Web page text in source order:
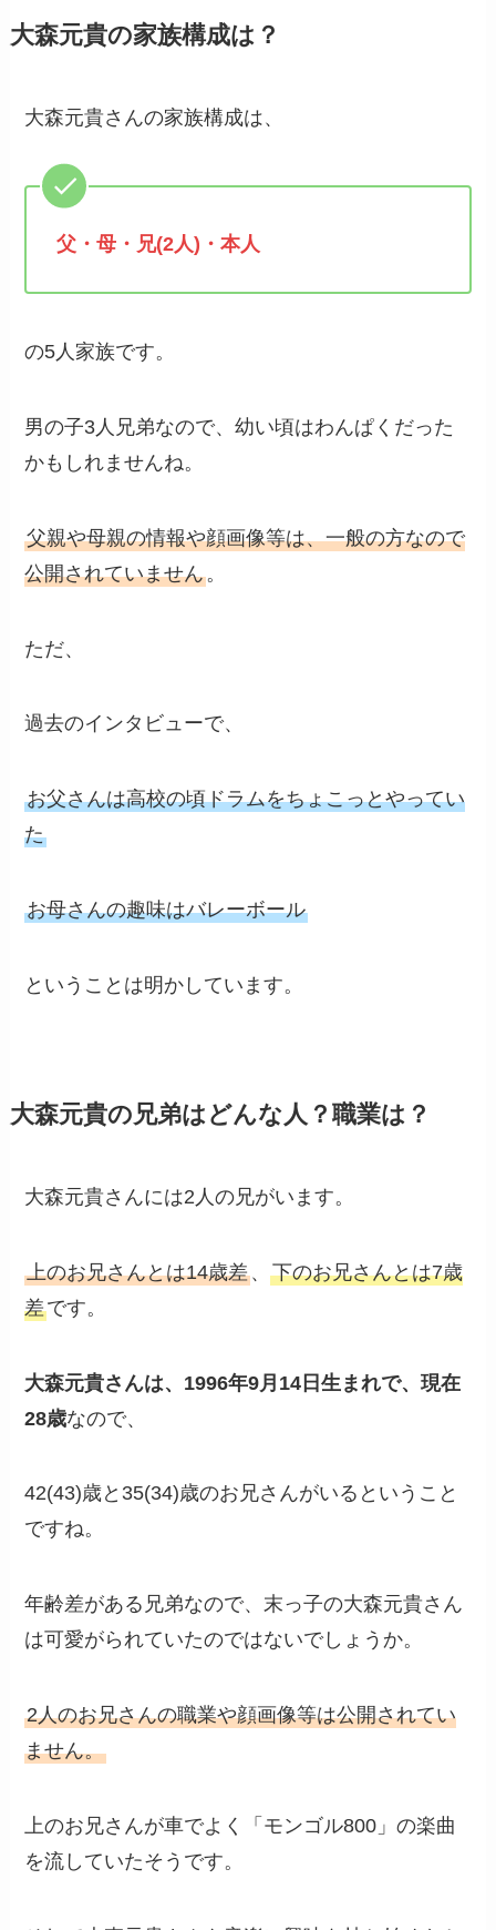
大森元貴の家族構成は？
大森元貴さんの家族構成は、
父・母・兄(2人)・本人
の5人家族です。
男の子3人兄弟なので、幼い頃はわんぱくだった
かもしれませんね。
父親や母親の情報や顔画像等は、一般の方なので
公開されていません。
ただ、
過去のインタビューで、
お父さんは高校の頃ドラムをちょこっとやってい
た
お母さんの趣味はバレーボール
ということは明かしています。
大森元貴の兄弟はどんな人？職業は？
大森元貴さんには2人の兄がいます。
上のお兄さんとは14歳差、下のお兄さんとは7歳
差です。
大森元貴さんは、1996年9月14日生まれで、現在
28歳なので、
42(43)歳と35(34)歳のお兄さんがいるということ
ですね。
年齢差がある兄弟なので、末っ子の大森元貴さん
は可愛がられていたのではないでしょうか。
2人のお兄さんの職業や顔画像等は公開されてい
ません。
上のお兄さんが車でよく「モンゴル800」の楽曲
を流していたそうです。